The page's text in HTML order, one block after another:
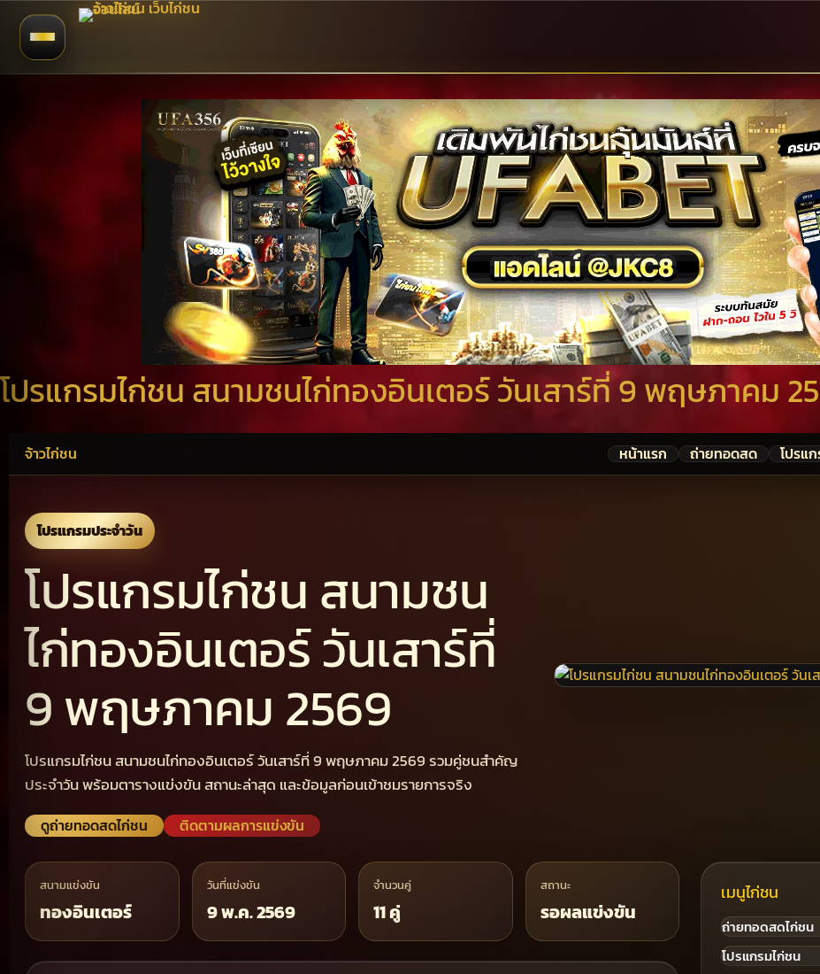
โปรแกรมไก่ชน สนามชนไก่ทองอินเตอร์ วันเสาร์ที่ 9 พฤษภาคม
จ้าวไก่ชน หน้าแรก ถ่ายทอดสด โปรแ
โปรแกรมประจำวัน
โปรแกรมไก่ชน สนามชน
ไก่ทองอินเตอร์ วันเสาร์ที่
9 พฤษภาคม 2569
โปรแกรมไก่ชน สนามชนไก่ทองอินเตอร์ วันเสาร์ที่ 9 พฤษภาคม 2569 รวมคู่ชนสำคัญ
ประจำวัน พร้อมตารางแข่งขัน สถานะล่าสุด และข้อมูลก่อนเข้าชมรายการจริง
ดูถ่ายทอดสดไก่ชน ติดตามผลการแข่งขัน
สนามแข่งขัน
ทองอินเตอร์
วันที่แข่งขัน
9 พ.ค. 2569
จำนวนคู่
11 คู่
สถานะ
รอผลแข่งขัน
เมนูไก่ชน
ถ่ายทอดสดไก่ชน
โปรแกรมไก่ชน